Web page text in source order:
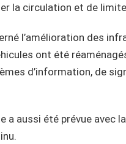
la circulation et de
l’amélioration des
ont été
d’information, de
aussi été prévue avec